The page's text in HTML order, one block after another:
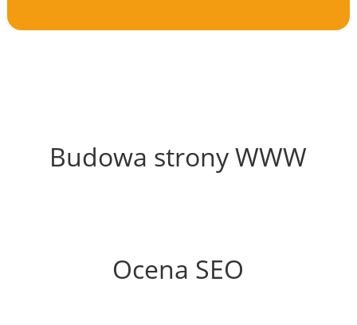
Budowa strony WWW
Ocena SEO